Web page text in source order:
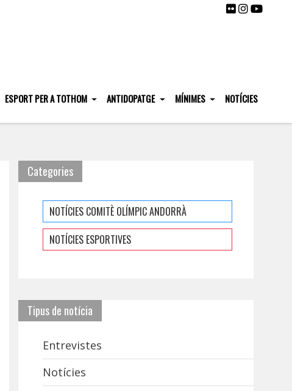
ESPORT PER A TOTHOM ANTIDOPATGE MÍNIMES NOTÍCIES
Categories
NOTÍCIES COMITÈ OLÍMPIC ANDORRÀ
NOTÍCIES ESPORTIVES
Tipus de notícia
Entrevistes
Notícies